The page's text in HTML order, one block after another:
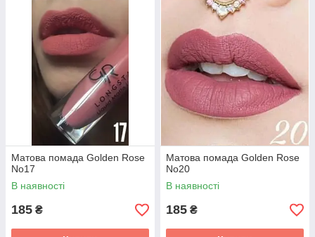
Матова помада Golden Rose
No17
В наявності
185 ₴
Матова помада Golden Rose
No20
В наявності
185 ₴